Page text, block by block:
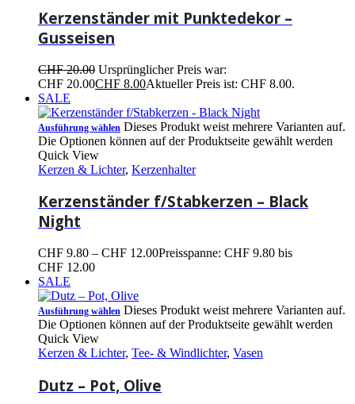
Kerzenständer mit Punktedekor –
Gusseisen
CHF20.00 Ursprünglicher Preis war:
CHF 20.00CHF 8.00Aktueller Preis ist: CHF 8.00.
SALE
Ausführung wählen Dieses Produkt weist mehrere Varianten auf.
Die Optionen können auf der Produktseite gewählt werden
Quick View
Kerzen & Lichter, Kerzenhalter
Kerzenständer f/Stabkerzen – Black
Night
CHF 9.80 – CHF 12.00Preisspanne: CHF 9.80 bis
CHF 12.00
SALE
Ausführung wählen Dieses Produkt weist mehrere Varianten auf.
Die Optionen können auf der Produktseite gewählt werden
Quick View
Kerzen & Lichter, Tee- & Windlichter, Vasen
Dutz – Pot, Olive